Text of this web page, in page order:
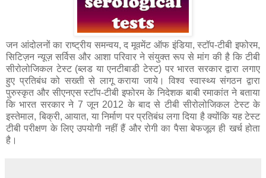
जन आंदोलनों का राष्ट्रीय समन्वय, द मूवमेंट ऑफ इंडिया, स्टॉप-टीबी इफोरम,
सिटिज़न न्यूज़ सर्विस और आशा परिवार ने संयुक्त रूप से मांग की है कि टीबी
सीरोलोजिकल टेस्ट (ब्लड या एनटीबाडी टेस्ट) पर भारत सरकार द्वारा लगाए
हुए प्रतिबंध को सख्ती से लागू कराया जाये। विश्व स्वास्थ्य संगठन द्वारा
पुरुस्कृत और सीएनएस स्टॉप-टीबी इफोरम के निदेशक बाबी रमाकांत ने बताया
कि भारत सरकार ने 7 जून 2012 के बाद से टीबी सीरोलोजिकल टेस्ट के
इस्तेमाल, बिक्री, आयात, या निर्माण पर प्रतिबंध लगा दिया है क्योंकि यह टेस्ट
टीबी परीक्षण के लिए उपयोगी नहीं हैं और रोगी का पैसा बेफजूल ही खर्च होता
है।